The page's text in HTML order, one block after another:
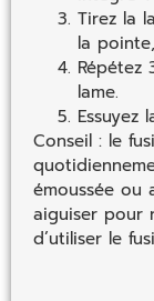
Tirez la
la
Répétez
lame.
Essuyez
Conseil : le
émoussée ou
aiguiser pour
d’utiliser le